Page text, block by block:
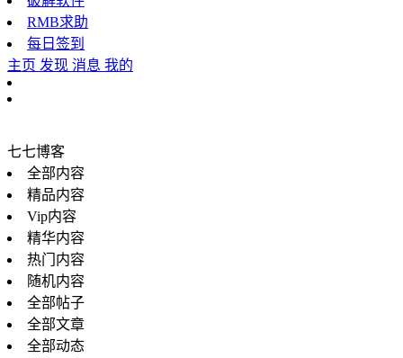
RMB求助
每日签到
主页 发现 消息 我的
七七博客
全部内容
精品内容
Vip内容
精华内容
热门内容
随机内容
全部帖子
全部文章
全部动态